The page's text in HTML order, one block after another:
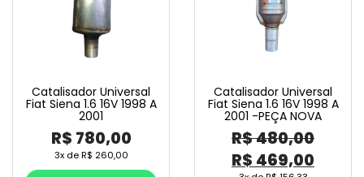
Catalisador Universal
Fiat Siena 1.6 16V 1998 A
2001
R$ 780,00
3x deR$ 260,00
Catalisador Universal
Fiat Siena 1.6 16V 1998 A
2001 -PEÇA NOVA
R$480,00
O
R$ 469,00